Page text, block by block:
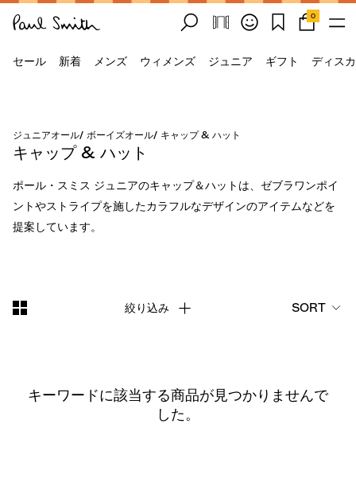
0
セール 新着 メンズ ウィメンズ ジュニア ギフト ディス
ジュニアオール/ ボーイズオール/ キャップ & ハット
キャップ & ハット
ポール・スミス ジュニアのキャップ＆ハットは、ゼブラワンポイ
ントやストライプを施したカラフルなデザインのアイテムなどを
提案しています。
絞り込み SORT
キーワードに該当する商品が見つかりませんで
した。